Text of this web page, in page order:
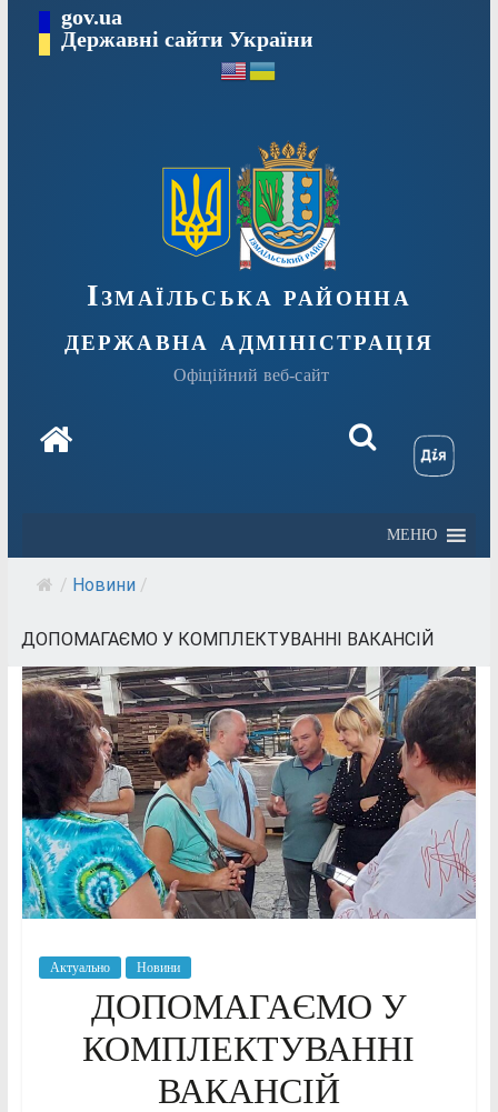
вмісту
gov.ua
Державні сайти України
Ізмаїльська районна
державна адміністрація
Офіційний веб-сайт
МЕНЮ
/ Новини /
ДОПОМАГАЄМО У КОМПЛЕКТУВАННІ ВАКАНСІЙ
Актуально Новини
ДОПОМАГАЄМО У
КОМПЛЕКТУВАННІ
ВАКАНСІЙ